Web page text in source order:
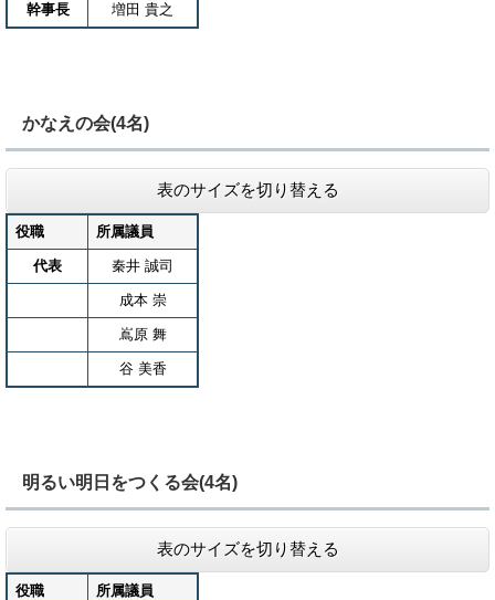
幹事長 増田 貴之
かなえの会(4名)
表のサイズを切り替える
役職 所属議員
代表 秦井 誠司
成本 崇
嶌原 舞
谷 美香
明るい明日をつくる会(4名)
表のサイズを切り替える
役職 所属議員